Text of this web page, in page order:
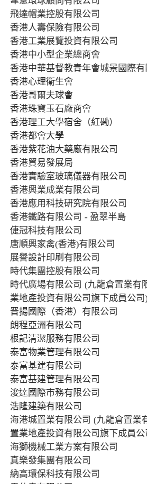
飛達帽業控股有限公司
香港人壽保險有限公司
香港工業展覽投資有限公司
香港中小型企業總商會
香港中華基督教青年會城景國際有
香港心理衞生會
香港哥爾夫球會
香港珠寶玉石廠商會
香港理工大學宿舍（紅磡）
香港都會大學
香港紫花油大藥廠有限公司
香港貿易發展局
香港實驗室玻璃儀器有限公司
香港興業成業有限公司
香港應用科技研究院有限公司
香港鐵路有限公司 - 盈翠半島
倢冠科技有限公司
唐順興家禽(香港)有限公司
展譽設計印刷有限公司
時代集團控股有限公司
時代廣場有限公司 (九龍倉置業有
業地產投資有限公司旗下成員公司
晋揚國際（香港）有限公司
朗程亞洲有限公司
根記清潔服務有限公司
泰富物業管理有限公司
泰富基建有限公司
泰富基建管理有限公司
浚達國際市務有限公司
浩隆建築有限公司
海港城置業有限公司 (九龍倉置業
置業地產投資有限公司旗下成員公
海獅機械工業方案有限公司
真樂發集團有限公司
納高環保科技有限公司